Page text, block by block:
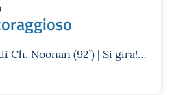
Ch. Noonan (92’) | Si gira!